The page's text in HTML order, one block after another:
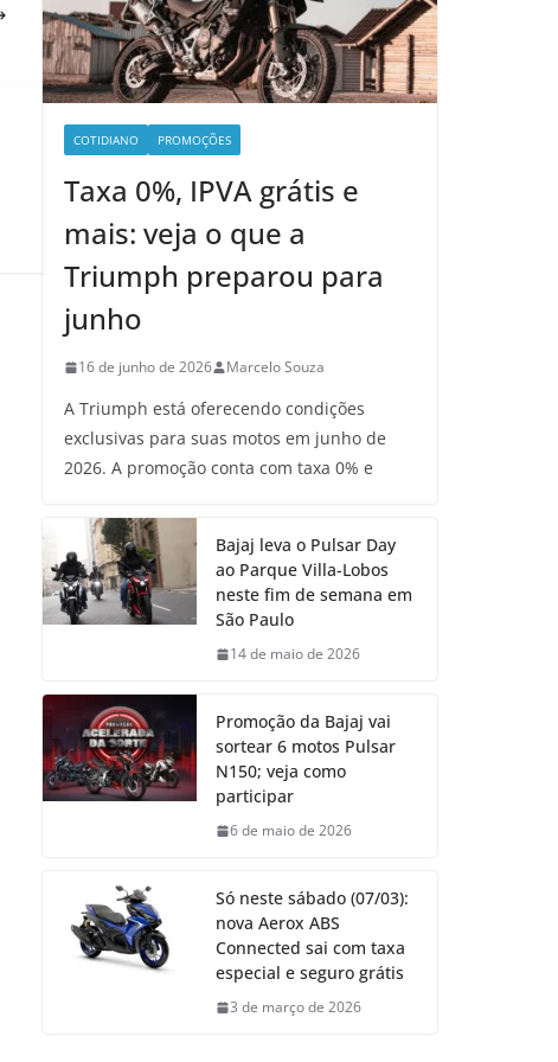
COTIDIANO PROMOÇÕES
Taxa 0%, IPVA grátis e
mais: veja o que a
Triumph preparou para
junho
16 de junho de 2026 Marcelo Souza
A Triumph está oferecendo condições
exclusivas para suas motos em junho de
2026. A promoção conta com taxa 0% e
Bajaj leva o Pulsar Day
ao Parque Villa-Lobos
neste fim de semana em
São Paulo
14 de maio de 2026
Promoção da Bajaj vai
sortear 6 motos Pulsar
N150; veja como
participar
6 de maio de 2026
Só neste sábado (07/03):
nova Aerox ABS
Connected sai com taxa
especial e seguro grátis
3 de março de 2026